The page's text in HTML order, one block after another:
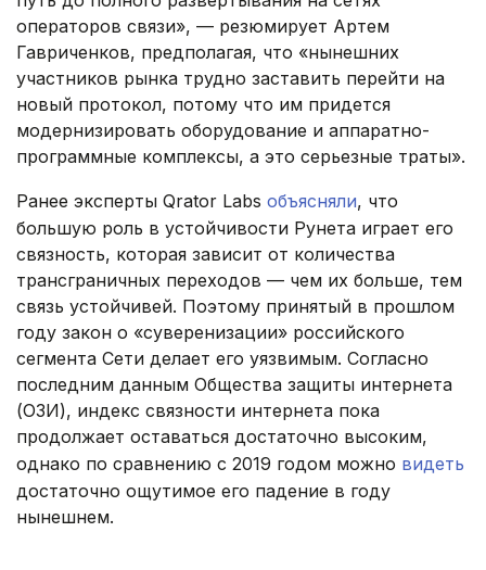
операторов связи», — резюмирует Артем
Гавриченков, предполагая, что «нынешних
участников рынка трудно заставить перейти на
новый протокол, потому что им придется
модернизировать оборудование и аппаратно-
программные комплексы, а это серьезные траты».
Ранее эксперты Qrator Labs объясняли, что
большую роль в устойчивости Рунета играет его
связность, которая зависит от количества
трансграничных переходов — чем их больше, тем
связь устойчивей. Поэтому принятый в прошлом
году закон о «суверенизации» российского
сегмента Сети делает его уязвимым. Согласно
последним данным Общества защиты интернета
(ОЗИ), индекс связности интернета пока
продолжает оставаться достаточно высоким,
однако по сравнению с 2019 годом можно видеть
достаточно ощутимое его падение в году
нынешнем.